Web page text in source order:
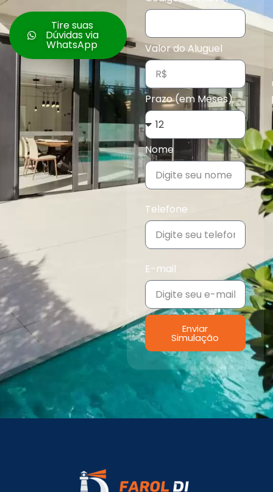
Tire suas
Dúvidas via
WhatsApp Valor do Aluguel
Prazo (em Meses)
Nome
Telefone
E-mail
Enviar
Simulação